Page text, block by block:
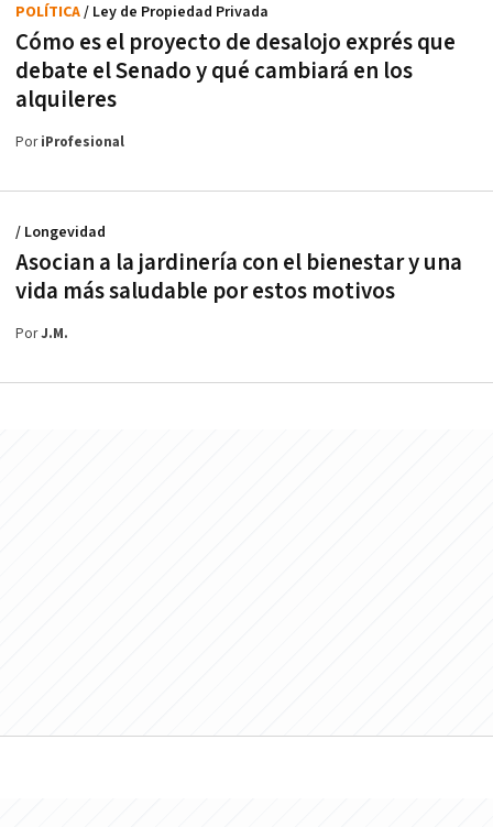
Cómo es el proyecto de desalojo exprés que
debate el Senado y qué cambiará en los
alquileres
POLÍTICA/ Ley de Propiedad Privada
PoriProfesional
Asocian a la jardinería con el bienestar y una
vida más saludable por estos motivos
/ Longevidad
PorJ.M.